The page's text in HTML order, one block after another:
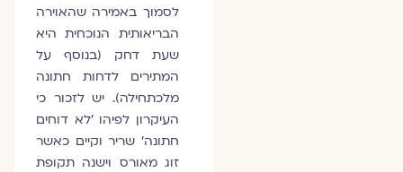
לסמוך באמירה שהאוירה
הבריאותית הנוכחית היא
שעת דחק (בנוסף על
המתירים לדחות חתונה
מלכתחילה). יש לזכור כי
העיקרון לפיהו 'לא דוחים
חתונה' שריר וקיים כאשר
זוג מאורס וישנה תקופת